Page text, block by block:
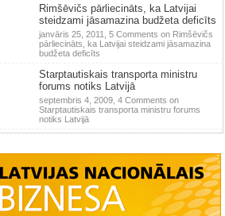
Rimšēvičs pārliecināts, ka Latvijai
steidzami jāsamazina budžeta deficīts
janvāris 25, 2011, 5 Comments on Rimšēvičs
pārliecināts, ka Latvijai steidzami jāsamazina
budžeta deficīts
Starptautiskais transporta ministru
forums notiks Latvijā
septembris 4, 2009, 4 Comments on
Starptautiskais transporta ministru forums
notiks Latvijā